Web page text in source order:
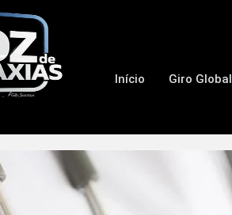
Início Giro Global